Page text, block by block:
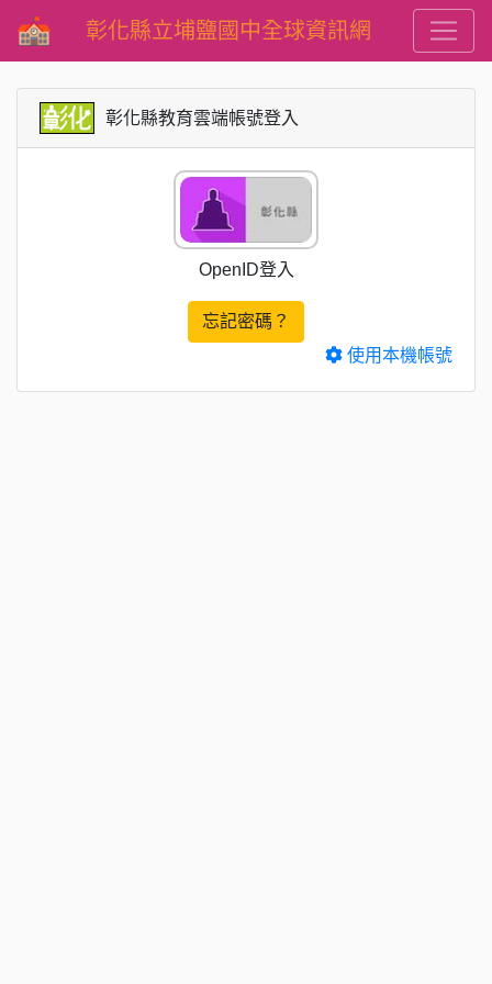
彰化縣立埔鹽國中全球資訊網
彰化縣教育雲端帳號登入
OpenID登入
忘記密碼？
使用本機帳號